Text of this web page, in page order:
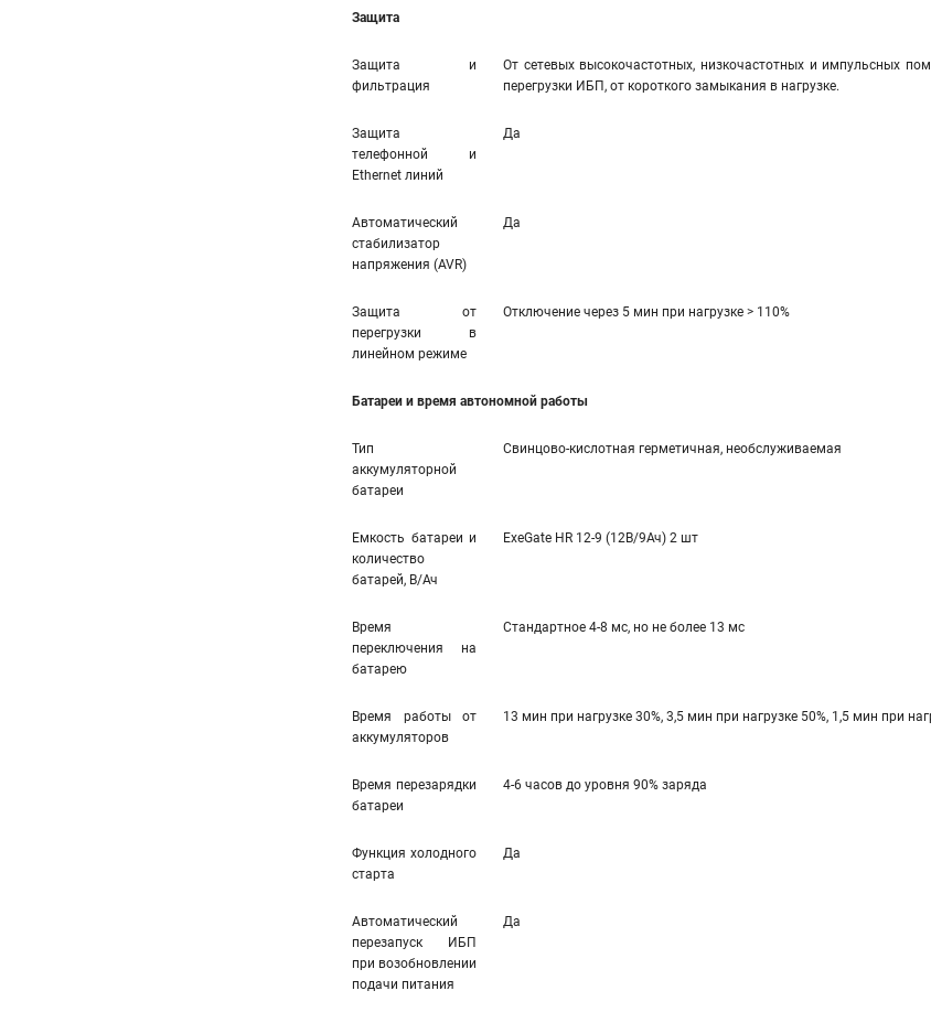
Защита
Защита и
фильтрация
От сетевых высокочастотных, низкочастотных и импульсных
перегрузки ИБП, от короткого замыкания в нагрузке.
Защита
телефонной и
Ethernet линий
Да
Автоматический
стабилизатор
напряжения (AVR)
Да
Защита от
перегрузки в
линейном режиме
Отключение через 5 мин при нагрузке > 110%
Батареи и время автономной работы
Тип
аккумуляторной
батареи
Свинцово-кислотная герметичная, необслуживаемая
Емкость батареи и
количество
батарей, В/Ач
ExeGate HR 12-9 (12В/9Ач) 2 шт
Время
переключения на
батарею
Стандартное 4-8 мс, но не более 13 мс
Время работы от
аккумуляторов
13 мин при нагрузке 30%, 3,5 мин при нагрузке 50%, 1,5 мин при
Время перезарядки
батареи
4-6 часов до уровня 90% заряда
Функция холодного
старта
Да
Автоматический
перезапуск ИБП
при возобновлении
подачи питания
Да